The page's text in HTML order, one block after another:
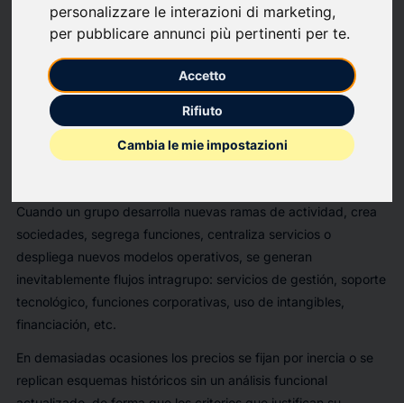
personalizzare le interazioni di marketing,
per pubblicare annunci più pertinenti per te.
Accetto
Rifiuto
Cambia le mie impostazioni
antes un marco de gobernanza claro que permita justificar, de
forma consistente y defendible, los precios aplicados a los
servicios intragrupo derivados de sus decisiones de expansión
o transformación empresarial.
Los resultados habituales de esta carencia son ajustes
relevantes, sanciones evitables y la percepción de la
Administración Tributaria de una ausencia de criterios
Cuando un grupo desarrolla nuevas ramas de actividad, crea
sociedades, segrega funciones, centraliza servicios o
despliega nuevos modelos operativos, se generan
inevitablemente flujos intragrupo: servicios de gestión, soporte
tecnológico, funciones corporativas, uso de intangibles,
financiación, etc.
En demasiadas ocasiones los precios se fijan por inercia o se
replican esquemas históricos sin un análisis funcional